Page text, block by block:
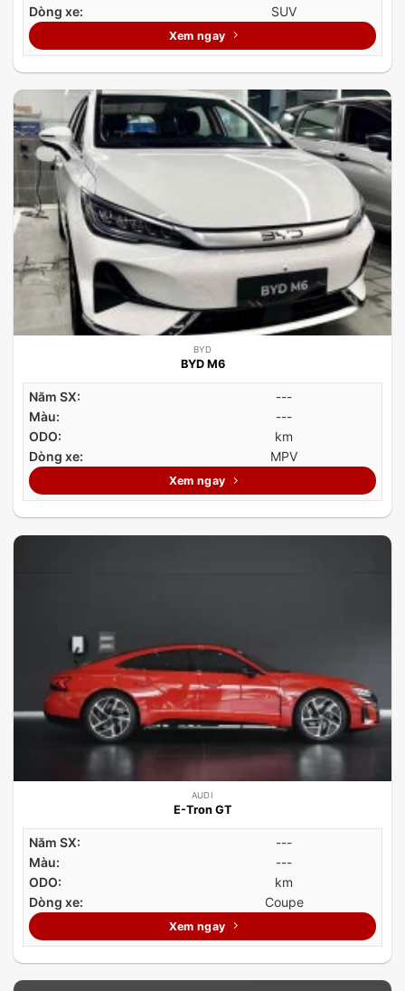
Dòng xe:
SUV
Xem ngay
BYD
BYD M6
Năm SX:
---
Màu:
---
ODO:
km
Dòng xe:
MPV
Xem ngay
AUDI
E-Tron GT
Năm SX:
---
Màu:
---
ODO:
km
Dòng xe:
Coupe
Xem ngay